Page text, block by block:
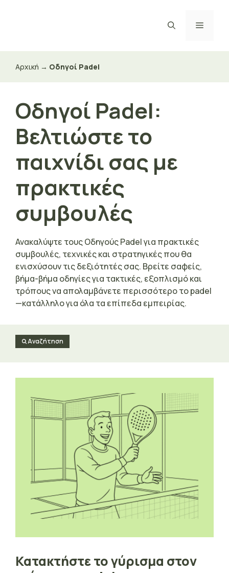
Μενού
Αρχική → Οδηγοί Padel
Οδηγοί Padel:
Βελτιώστε το
παιχνίδι σας με
πρακτικές
συμβουλές
Ανακαλύψτε τους Οδηγούς Padel για πρακτικές
συμβουλές, τεχνικές και στρατηγικές που θα
ενισχύσουν τις δεξιότητές σας. Βρείτε σαφείς,
βήμα-βήμα οδηγίες για τακτικές, εξοπλισμό και
τρόπους να απολαμβάνετε περισσότερο το padel
—κατάλληλο για όλα τα επίπεδα εμπειρίας.
Αναζήτηση
Κατακτήστε το γύρισμα στον